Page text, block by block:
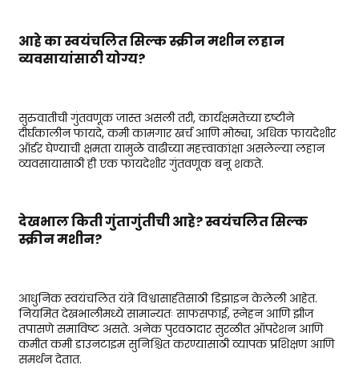
आहे कास्वयंचलित सिल्क स्क्रीन मशीनलहान
व्यवसायांसाठी योग्य?
सुरुवातीची गुंतवणूक जास्त असली तरी, कार्यक्षमतेच्या दृष्टीने
दीर्घकालीन फायदे, कमी कामगार खर्च आणि मोठ्या, अधिक फायदेशीर
ऑर्डर घेण्याची क्षमता यामुळे वाढीच्या महत्त्वाकांक्षा असलेल्या लहान
व्यवसायासाठी ही एक फायदेशीर गुंतवणूक बनू शकते.
देखभाल किती गुंतागुंतीची आहे?स्वयंचलित सिल्क
स्क्रीन मशीन?
आधुनिक स्वयंचलित यंत्रे विश्वासार्हतेसाठी डिझाइन केलेली आहेत.
नियमित देखभालीमध्ये सामान्यतः साफसफाई, स्नेहन आणि झीज
तपासणे समाविष्ट असते. अनेक पुरवठादार सुरळीत ऑपरेशन आणि
कमीत कमी डाउनटाइम सुनिश्चित करण्यासाठी व्यापक प्रशिक्षण आणि
समर्थन देतात.